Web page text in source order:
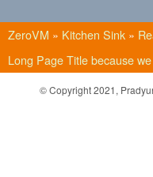
ZeroVM » Kitchen Sink »
Long Page Title because
© Copyright 2021,